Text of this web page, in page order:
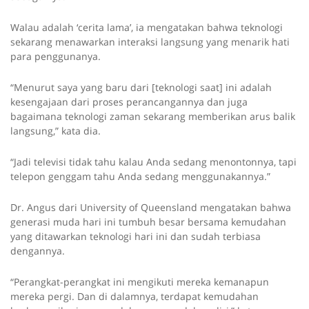
Walau adalah ‘cerita lama’, ia mengatakan bahwa teknologi
sekarang menawarkan interaksi langsung yang menarik hati
para penggunanya.
“Menurut saya yang baru dari [teknologi saat] ini adalah
kesengajaan dari proses perancangannya dan juga
bagaimana teknologi zaman sekarang memberikan arus balik
langsung,” kata dia.
“Jadi televisi tidak tahu kalau Anda sedang menontonnya, tapi
telepon genggam tahu Anda sedang menggunakannya.”
Dr. Angus dari University of Queensland mengatakan bahwa
generasi muda hari ini tumbuh besar bersama kemudahan
yang ditawarkan teknologi hari ini dan sudah terbiasa
dengannya.
“Perangkat-perangkat ini mengikuti mereka kemanapun
mereka pergi. Dan di dalamnya, terdapat kemudahan